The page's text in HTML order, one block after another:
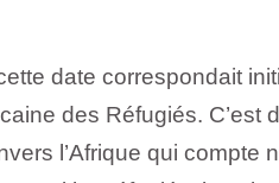
date correspondait
des Réfugiés. C’est
l’Afrique qui compte